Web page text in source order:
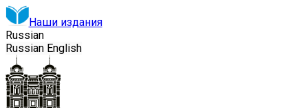
Наши издания
Russian
Russian English